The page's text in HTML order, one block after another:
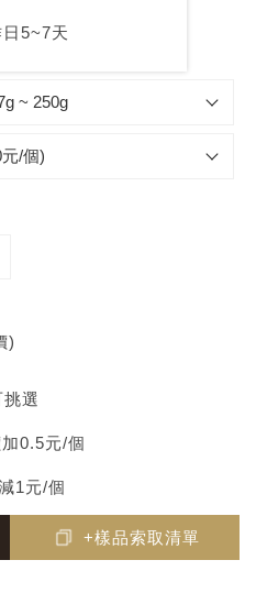
5~7天
)
挑選
0.5元/個
1元/個
+樣品索取清單